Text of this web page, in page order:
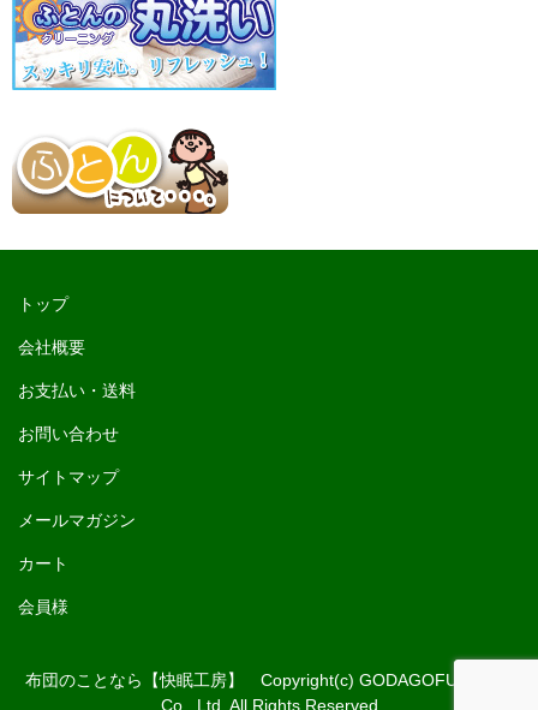
トップ
会社概要
お支払い・送料
お問い合わせ
サイトマップ
メールマガジン
カート
会員様
布団のことなら【快眠工房】 Copyright(c) GODAGOFUKUTEN
Co., Ltd. All Rights Reserved